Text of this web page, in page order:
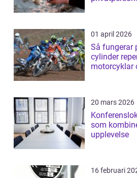
01 april 2026
Så fungerar
cylinder
motorcyklar
20 mars 2026
som
upplevelse
16 februari